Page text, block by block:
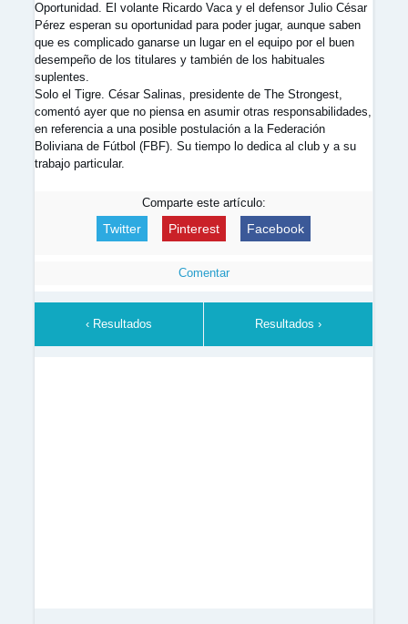
Oportunidad. El volante Ricardo Vaca y el defensor Julio César
Pérez esperan su oportunidad para poder jugar, aunque saben
que es complicado ganarse un lugar en el equipo por el buen
desempeño de los titulares y también de los habituales
suplentes.
Solo el Tigre. César Salinas, presidente de The Strongest,
comentó ayer que no piensa en asumir otras responsabilidades,
en referencia a una posible postulación a la Federación
Boliviana de Fútbol (FBF). Su tiempo lo dedica al club y a su
trabajo particular.
Comparte este artículo:
Twitter Pinterest Facebook
Comentar
‹ Resultados Resultados ›